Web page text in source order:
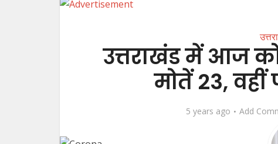
उत्तराखंड में आज
मोतें 23,
5 years ago Add